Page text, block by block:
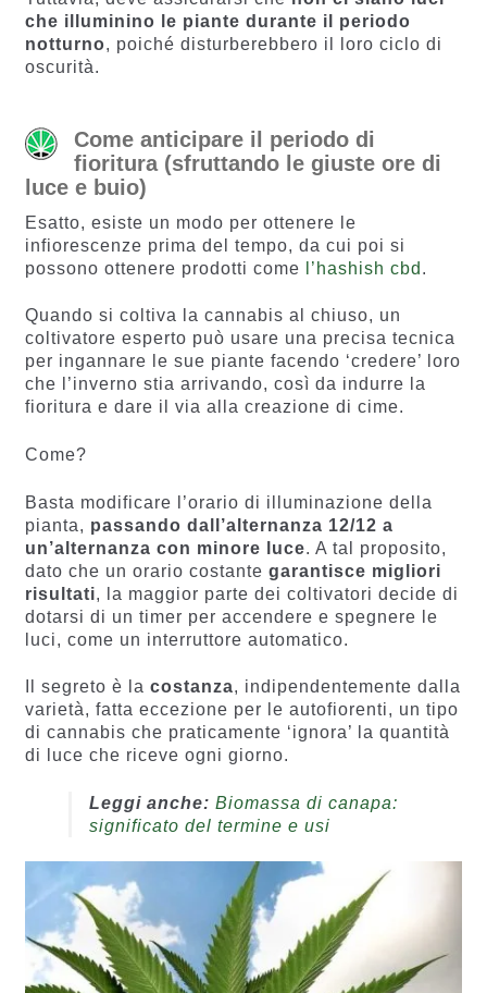
che illuminino le piante durante il periodo
notturno, poiché disturberebbero il loro ciclo di
oscurità.
Come anticipare il periodo di
fioritura (sfruttando le giuste ore di
luce e buio)
Esatto, esiste un modo per ottenere le
infiorescenze prima del tempo, da cui poi si
possono ottenere prodotti come
l’hashish cbd .
Quando si coltiva la cannabis al chiuso, un
coltivatore esperto può usare una precisa tecnica
per ingannare le sue piante facendo ‘credere’ loro
che l’inverno stia arrivando, così da indurre la
fioritura e dare il via alla creazione di cime.
Come?
Basta modificare l’orario di illuminazione della
pianta, passando dall’alternanza 12/12 a
un’alternanza con minore luce. A tal proposito,
dato che un orario costante garantisce migliori
risultati, la maggior parte dei coltivatori decide di
dotarsi di un timer per accendere e spegnere le
luci, come un interruttore automatico.
Il segreto è la costanza, indipendentemente dalla
varietà, fatta eccezione per le autofiorenti, un tipo
di cannabis che praticamente ‘ignora’ la quantità
di luce che riceve ogni giorno.
Leggi anche: Biomassa di canapa:
significato del termine e usi